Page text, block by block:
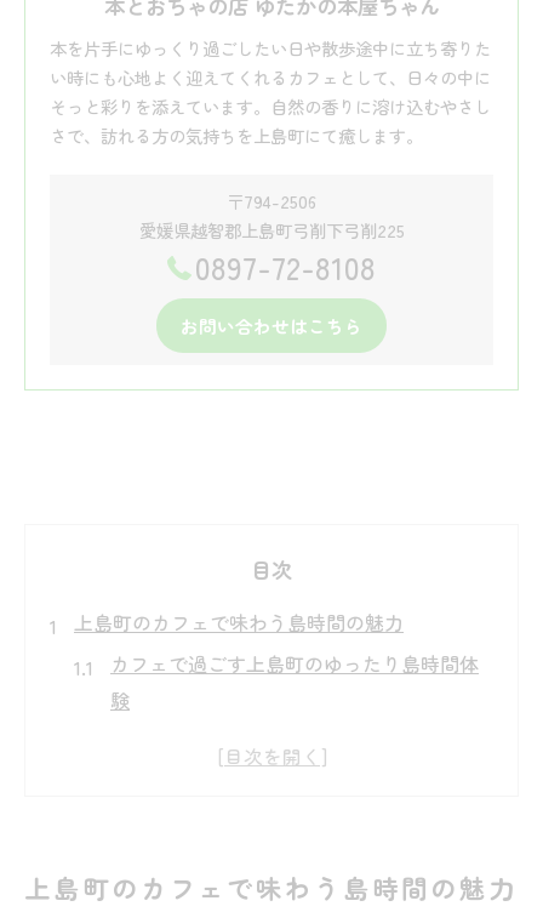
本を片手にゆっくり過ごしたい日や散歩途中に立ち寄りた
い時にも心地よく迎えてくれるカフェとして、日々の中に
そっと彩りを添えています。自然の香りに溶け込むやさし
さで、訪れる方の気持ちを上島町にて癒します。
〒794-2506
愛媛県越智郡上島町弓削下弓削225
0897-72-8108
お問い合わせはこちら
目次
上島町のカフェで味わう島時間の魅力
カフェで過ごす上島町のゆったり島時間体
験
弓削島や生名島のカフェで味わう特別なひ
島旅で出会うカフェが紡ぐ心豊かな過ごし
上島町のカフェで味わう島時間の魅力